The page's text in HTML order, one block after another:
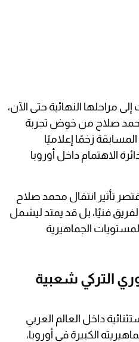
مراحلها النهائية حتى الآن،
صلاح من خوض تجربة
زخمًا إعلاميًا
الاهتمام داخل أوروبا
تأثير انتقال محمد صلاح
فنيًا، بل قد يمتد ليشمل
الجماهيرية
التركي شعبية
داخل العالم العربي
الكبيرة في أوروبا،